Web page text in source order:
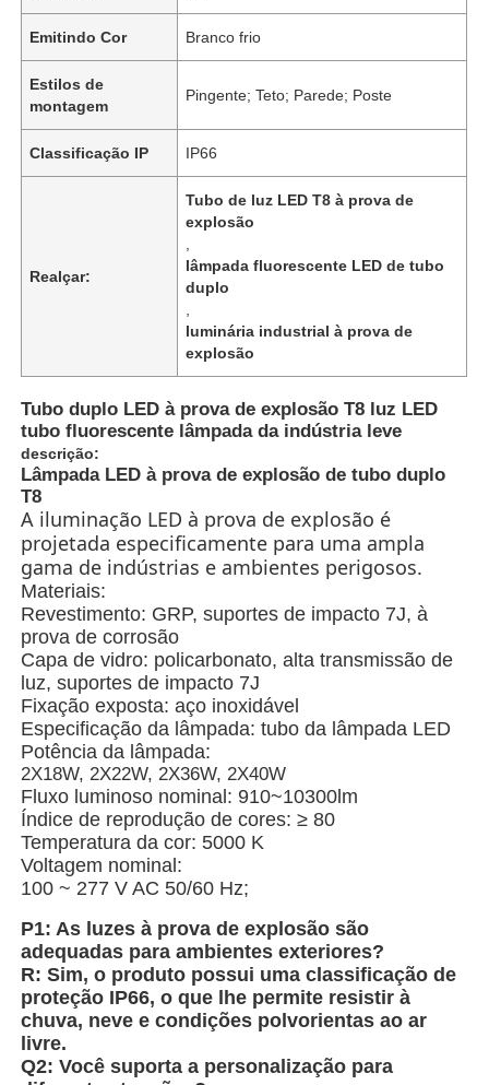
Casa
Produtos
Quem Somos
Fábrica
Controle de Qualidade
Fale Conosco
Pedir um orçamento
Iluminação à prova de explosões
Luz à prova de explosões do alarme
ventilador à prova de explosão
Emitindo Cor Branco frio
Estilos de
montagem
Pingente; Teto; Parede; Poste
Classificação IP IP66
Realçar:
Tubo de luz LED T8 à prova de
explosão
lâmpada fluorescente LED de tubo
duplo
luminária industrial à prova de
explosão
Tubo duplo LED à prova de explosão T8 luz LED
tubo fluorescente lâmpada da indústria leve
descrição:
Lâmpada LED à prova de explosão de tubo duplo
T8
A iluminação LED à prova de explosão é
projetada especificamente para uma ampla
gama de indústrias e ambientes perigosos.
Materiais:
Revestimento: GRP, suportes de impacto 7J, à
prova de corrosão
Capa de vidro: policarbonato, alta transmissão de
luz, suportes de impacto 7J
Fixação exposta: aço inoxidável
Especificação da lâmpada: tubo da lâmpada LED
Potência da lâmpada:
2X18W, 2X22W, 2X36W, 2X40W
Fluxo luminoso nominal: 910~10300lm
Índice de reprodução de cores: ≥ 80
Temperatura da cor: 5000 K
Voltagem nominal:
100 ~ 277 V AC 50/60 Hz;
P1: As luzes à prova de explosão são
adequadas para ambientes exteriores?
R: Sim, o produto possui uma classificação de
proteção IP66, o que lhe permite resistir à
chuva, neve e condições polvorientas ao ar
livre.
Q2: Você suporta a personalização para